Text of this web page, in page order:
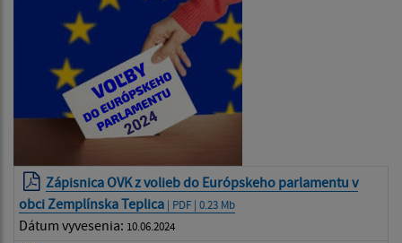
Zápisnica OVK z volieb do Európskeho parlamentu v
obci Zemplínska Teplica | PDF | 0.23 Mb
Dátum vyvesenia: 10.06.2024